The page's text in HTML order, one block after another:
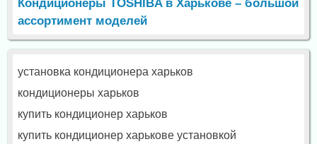
Кондиционеры TOSHIBA в Харькове – большой
ассортимент моделей
установка кондиционера харьков
кондиционеры харьков
купить кондиционер харьков
купить кондиционер харькове установкой